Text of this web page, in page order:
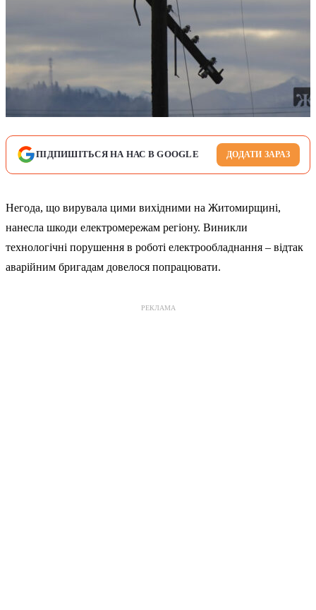
ПІДПИШІТЬСЯ НА НАС В GOOGLE ДОДАТИ ЗАРАЗ
Негода, що вирувала цими вихідними на Житомирщині,
нанесла шкоди електромережам регіону. Виникли
технологічні порушення в роботі електрообладнання – відтак
аварійним бригадам довелося попрацювати.
РЕКЛАМА